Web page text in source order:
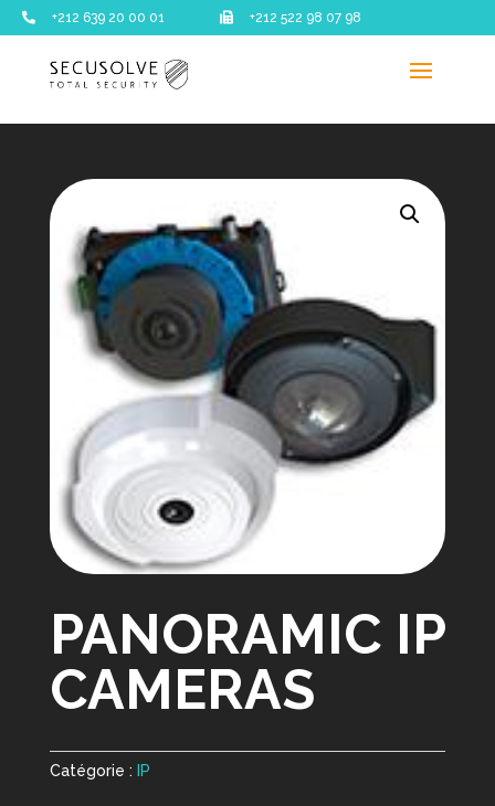
 +212 639 20 00 01  +212 522 98 07 98
PANORAMIC IP
CAMERAS
Catégorie : IP